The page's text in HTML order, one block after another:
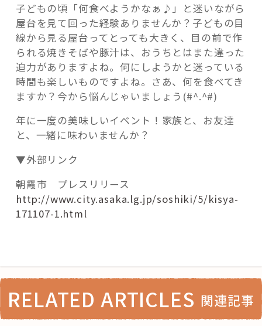
子どもの頃「何食べようかなぁ♪」と迷いながら
屋台を見て回った経験ありませんか？子どもの目
線から見る屋台ってとっても大きく、目の前で作
られる焼きそばや豚汁は、おうちとはまた違った
迫力がありますよね。何にしようかと迷っている
時間も楽しいものですよね。さあ、何を食べてき
ますか？今から悩んじゃいましょう(#^.^#)
年に一度の美味しいイベント！家族と、お友達
と、一緒に味わいませんか？
▼外部リンク
朝霞市 プレスリリース
http://www.city.asaka.lg.jp/soshiki/5/kisya-
171107-1.html
RELATED ARTICLES 関連記事